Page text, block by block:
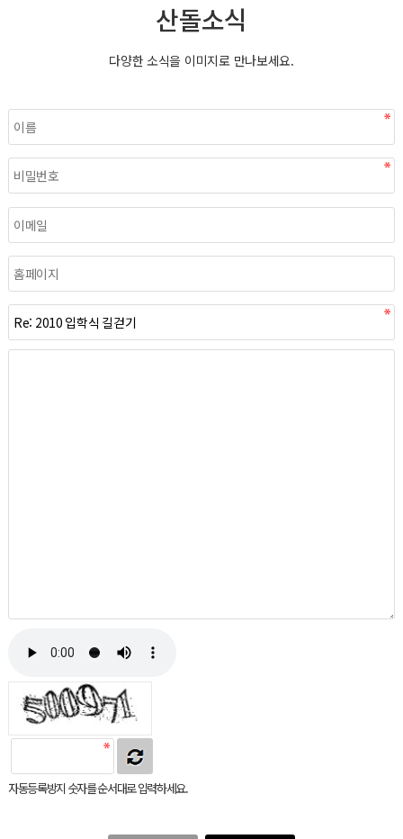
산돌소식
다양한 소식을 이미지로 만나보세요.
자동등록방지 숫자를 순서대로 입력하세요.